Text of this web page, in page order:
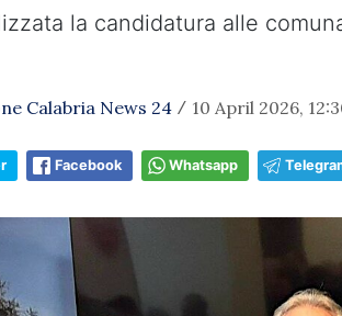
la candidatura alle
Calabria News 24 / 10 April 2026,
Facebook Whatsapp